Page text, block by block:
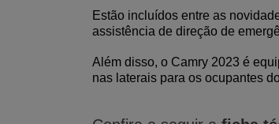
Estão incluídos entre as
assistência de direção de
Além disso, o Camry 2023 é
nas laterais para os ocupantes